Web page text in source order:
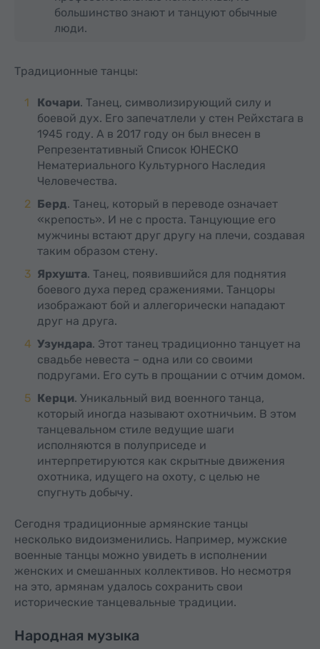
большинство знают и танцуют обычные
люди.
Традиционные танцы:
Кочари. Танец, символизирующий силу и
боевой дух. Его запечатлели у стен Рейхстага в
1945 году. А в 2017 году он был внесен в
Репрезентативный Список ЮНЕСКО
Нематериального Культурного Наследия
Человечества.
Берд. Танец, который в переводе означает
«крепость». И не с проста. Танцующие его
мужчины встают друг другу на плечи, создавая
таким образом стену.
Ярхушта. Танец, появившийся для поднятия
боевого духа перед сражениями. Танцоры
изображают бой и аллегорически нападают
друг на друга.
Узундара. Этот танец традиционно танцует на
свадьбе невеста – одна или со своими
подругами. Его суть в прощании с отчим домом.
Керци. Уникальный вид военного танца,
который иногда называют охотничьим. В этом
танцевальном стиле ведущие шаги
исполняются в полуприседе и
интерпретируются как скрытные движения
охотника, идущего на охоту, с целью не
спугнуть добычу.
Сегодня традиционные армянские танцы
несколько видоизменились. Например, мужские
военные танцы можно увидеть в исполнении
женских и смешанных коллективов. Но несмотря
на это, армянам удалось сохранить свои
исторические танцевальные традиции.
Народная музыка